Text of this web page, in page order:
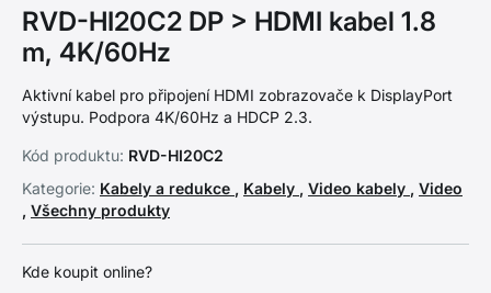
RVD-HI20C2 DP > HDMI kabel 1.8
m, 4K/60Hz
Aktivní kabel pro připojení HDMI zobrazovače k DisplayPort
výstupu. Podpora 4K/60Hz a HDCP 2.3.
Kód produktu: RVD-HI20C2
Kategorie: Kabely a redukce , Kabely , Video kabely , Video
, Všechny produkty
Kde koupit online?